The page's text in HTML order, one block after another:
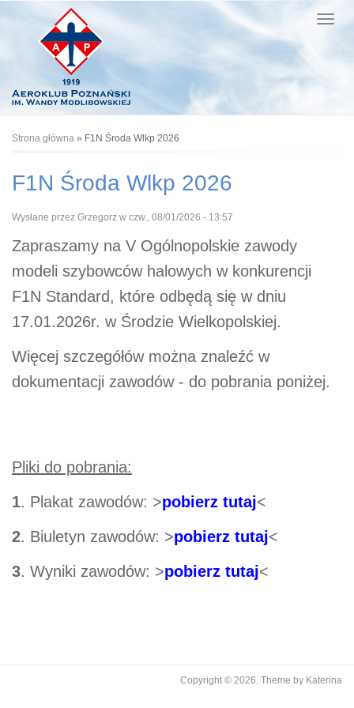
Jesteś tutaj
Strona główna » F1N Środa Wlkp 2026
F1N Środa Wlkp 2026
Wysłane przez Grzegorz w czw., 08/01/2026 - 13:57
Zapraszamy na V Ogólnopolskie zawody
modeli szybowców halowych w konkurencji
F1N Standard, które odbędą się w dniu
17.01.2026r. w Środzie Wielkopolskiej.
Więcej szczegółów można znaleźć w
dokumentacji zawodów - do pobrania poniżej.
Pliki do pobrania:
1. Plakat zawodów: >pobierz tutaj<
2. Biuletyn zawodów: >pobierz tutaj<
3. Wyniki zawodów: >pobierz tutaj<
Copyright © 2026. Theme by Katerina